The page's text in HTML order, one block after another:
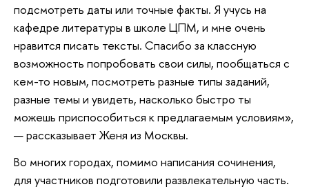
подсмотреть даты или точные факты. Я учусь на
кафедре литературы в школе ЦПМ, и мне очень
нравится писать тексты. Спасибо за классную
возможность попробовать свои силы, пообщаться с
кем-то новым, посмотреть разные типы заданий,
разные темы и увидеть, насколько быстро ты
можешь приспособиться к предлагаемым условиям»,
— рассказывает Женя из Москвы.
Во многих городах, помимо написания сочинения,
для участников подготовили развлекательную часть.